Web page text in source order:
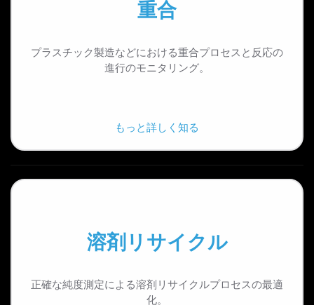
重合
プラスチック製造などにおける重合プロセスと反応の
進行のモニタリング。
もっと詳しく知る
溶剤リサイクル
正確な純度測定による溶剤リサイクルプロセスの最適
化。